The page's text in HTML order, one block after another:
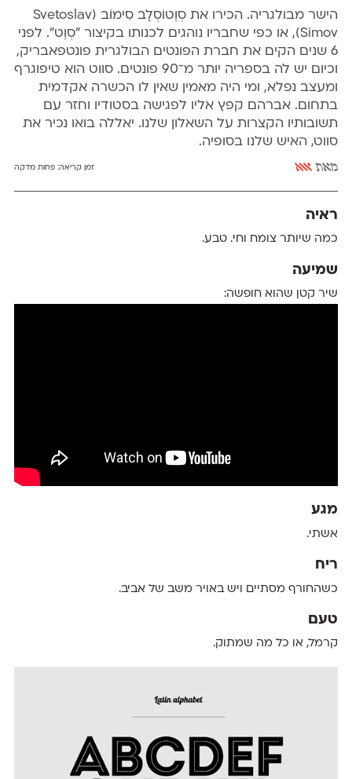
הישר מבולגריה. הכירו את סְוֶטוֹסְלָב סִימוֹב (Svetoslav
Simov), או כפי שחבריו נוהגים לכנותו בקיצור ״סְוֶט״. לפני
6 שנים הקים את חברת הפונטים הבולגרית
פונטפאבריק,
וכיום יש לה בספריה יותר מ־90 פונטים. סווט הוא טיפוגרף
ומעצב נפלא, ומי היה מאמין שאין לו הכשרה אקדמית
בתחום. אברהם קפץ אליו לפגישה בסטודיו וחזר עם
תשובותיו הקצרות על השאלון שלנו. יאללה בואו נכיר את
סווט, האיש שלנו בסופיה.
מאת אאא זמן קריאה:פחות מדקה
ראיה
כמה שיותר צומח וחי. טבע.
שמיעה
שיר קטן שהוא חופשה:
מגע
אשתי.
ריח
כשהחורף מסתיים ויש באויר משב של אביב.
טעם
קרמל, או כל מה שמתוק.